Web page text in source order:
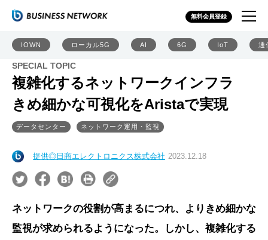
無料会員登録
IOWN ローカル5G AI 6G IoT 通
SPECIAL TOPIC
複雑化するネットワークインフラ
きめ細かな可視化をAristaで実現
データセンター ネットワーク運用・監視
提供◎日商エレクトロニクス株式会社 2023.12.18
ネットワークの役割が高まるにつれ、よりきめ細かな
監視が求められるようになった。しかし、複雑化する